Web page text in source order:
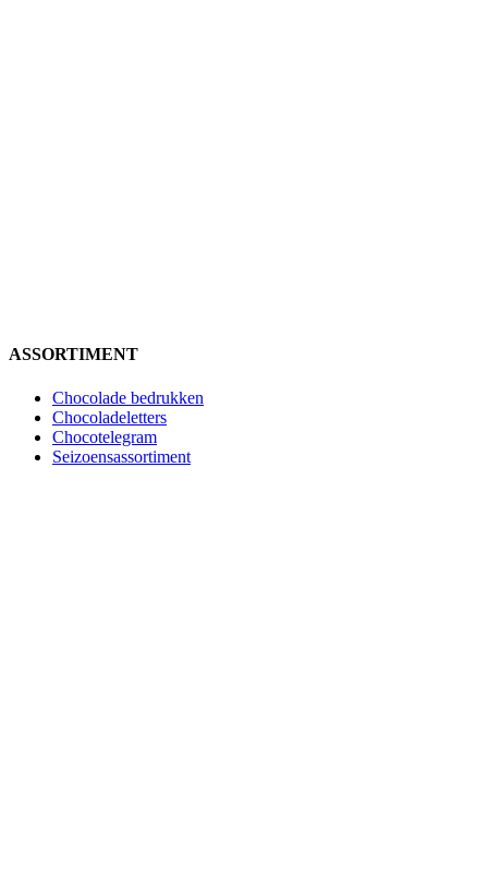
ASSORTIMENT
Chocolade bedrukken
Chocoladeletters
Chocotelegram
Seizoensassortiment